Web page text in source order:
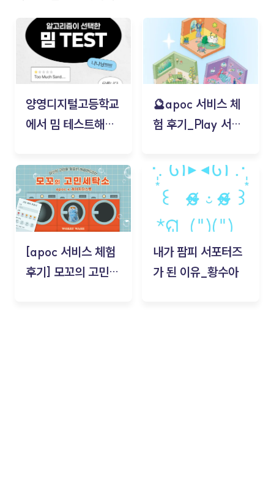
양영디지털고등학교
에서 밈 테스트해보
🔮apoc 서비스 체
험 후기_Play 서비
김태현
[apoc 서비스 체험
후기] 모꼬의 고민세
내가 팜피 서포터즈
가 된 이유_황수아